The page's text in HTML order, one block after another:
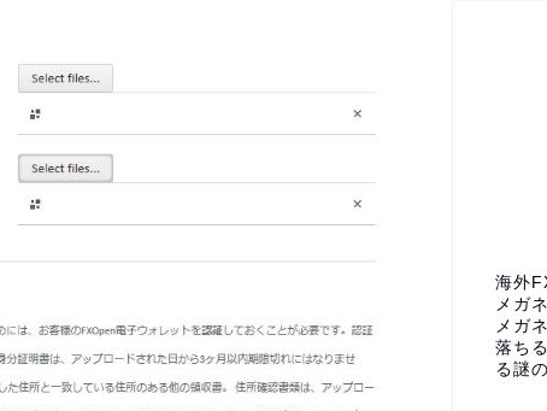
海外
メガ
メガ
落ち
る謎